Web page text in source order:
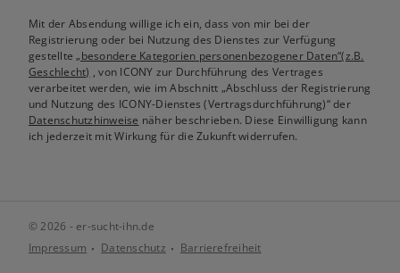
Mit der Absendung willige ich ein, dass von mir bei der
Registrierung oder bei Nutzung des Dienstes zur Verfügung
gestellte„besondere Kategorien personenbezogener Daten“(z.B.
Geschlecht) , von ICONY zur Durchführung des Vertrages
verarbeitet werden, wie im Abschnitt „Abschluss der Registrierung
und Nutzung des ICONY-Dienstes (Vertragsdurchführung)“ der
Datenschutzhinweise näher beschrieben. Diese Einwilligung kann
ich jederzeit mit Wirkung für die Zukunft widerrufen.
© 2026 - er-sucht-ihn.de
Impressum
Datenschutz Barrierefreiheit